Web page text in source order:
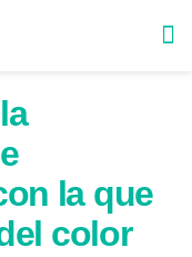
la que
color